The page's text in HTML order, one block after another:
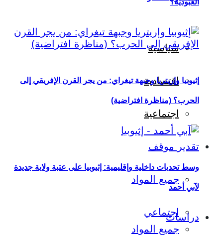
سياسية
اقتصادية
اجتماعية
تقدير موقف
جميع المواد
اجتماعي
العبودية؟
إثيوبيا وإريتريا وجبهة تيغراي: من يجر القرن الإفريقي إلى
الحرب؟ (مناظرة افتراضية)
وسط تحديات داخلية وإقليمية: إثيوبيا على عتبة ولاية جديدة
لآبي أحمد
دراسات
جميع المواد